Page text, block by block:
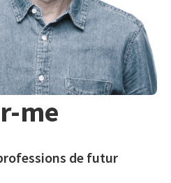
me
de futur